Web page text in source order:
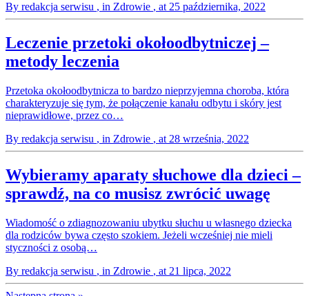
By redakcja serwisu , in Zdrowie , at 25 października, 2022
Leczenie przetoki okołoodbytniczej –
metody leczenia
Przetoka okołoodbytnicza to bardzo nieprzyjemna choroba, która
charakteryzuje się tym, że połączenie kanału odbytu i skóry jest
nieprawidłowe, przez co…
By redakcja serwisu , in Zdrowie , at 28 września, 2022
Wybieramy aparaty słuchowe dla dzieci –
sprawdź, na co musisz zwrócić uwagę
Wiadomość o zdiagnozowaniu ubytku słuchu u własnego dziecka
dla rodziców bywa często szokiem. Jeżeli wcześniej nie mieli
styczności z osobą…
By redakcja serwisu , in Zdrowie , at 21 lipca, 2022